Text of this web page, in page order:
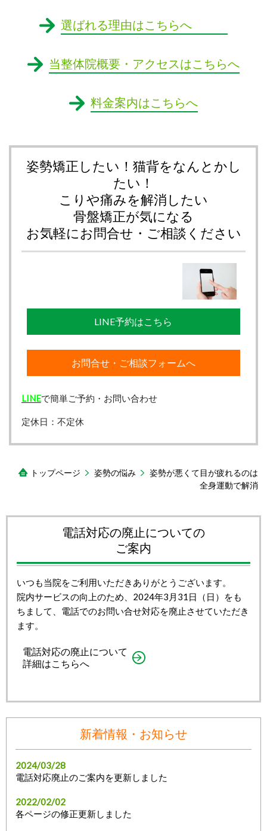
選ばれる理由はこちらへ
当整体院概要・アクセスはこちらへ
料金案内はこちらへ
姿勢矯正したい！猫背をなんとかし
たい！
こりや痛みを解消したい
骨盤矯正が気になる
お気軽にお問合せ・ご相談ください
LINE予約はこちら
お問合せ・ご相談フォームへ
LINEで簡単ご予約・お問い合わせ
定休日：不定休
トップページ 姿勢の悩み
姿勢が悪くて目が疲れるのは
全身運動で解消
電話対応の廃止についての
ご案内
いつも当院をご利用いただきありがとうございます。
院内サービスの向上のため、2024年3月31日（日）をも
ちまして、電話でのお問い合せ対応を廃止させていただき
ます。
電話対応の廃止について
詳細はこちらへ
新着情報・お知らせ
2024/03/28
電話対応廃止のご案内を更新しました
2022/02/02
各ページの修正更新しました